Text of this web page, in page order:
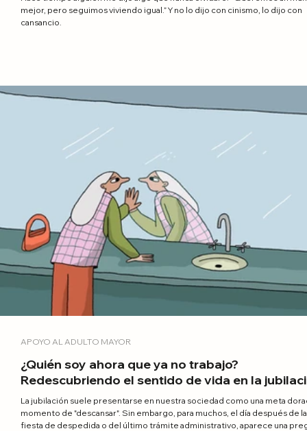
mejor, pero seguimos viviendo igual.” Y no lo dijo con cinismo, lo dijo con
cansancio.
¿Quién soy ahora que ya no trabajo?
Redescubriendo el sentido de vida en la
La jubilación suele presentarse en nuestra sociedad como una meta
momento de "descansar". Sin embargo, para muchos, el día después de la
fiesta de despedida o del último trámite administrativo, aparece una
APOYO AL ADULTO MAYOR